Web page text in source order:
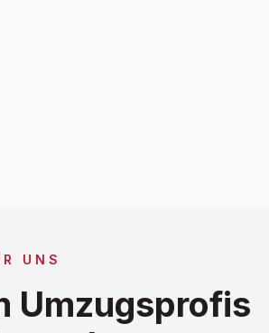
UNS
Umzugsprofis